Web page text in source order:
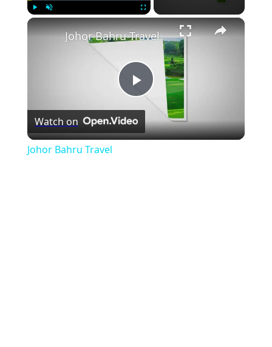
×
Play
Video
Johor Bahru Travel
Watch on
Johor Bahru Travel